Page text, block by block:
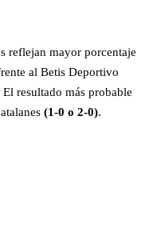
reflejan mayor porcentaje
al Betis Deportivo
El resultado más probable
(1-0 o 2-0).